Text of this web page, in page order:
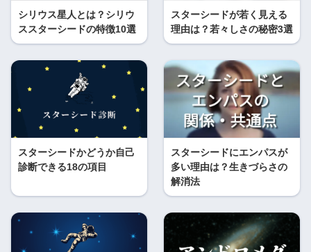
シリウス星人とは？シリウ
ススターシードの特徴10選
スターシードが若く見える
理由は？若々しさの秘密3選
スターシードかどうか自己
診断できる18の項目
スターシードにエンパスが
多い理由は？生きづらさの
解消法